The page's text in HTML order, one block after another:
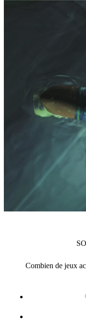
Combien de jeux